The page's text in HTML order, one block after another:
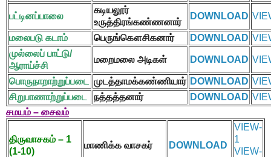
பட்டினப்பாலை
கடியலூர்
உருத்திரங்கண்ணனார்
DOWNLOAD
மலைபடு கடாம் பெருங்கௌசிகனார் DOWNLOAD
முல்லைப் பாட்டு/
ஆராய்ச்சி
மறைமலை அடிகள் DOWNLOAD
பொருநாறாற்றுப்படை முடத்தாமக்கண்ணியார் DOWNLOAD
சிறுபாணாற்றுப்படை
நத்தத்தனார் DOWNLOAD
சமயம் – சைவம்
திருவாசகம் – 1
(1-10)
மாணிக்க வாசகர் DOWNLOAD
VIEW-
1
VIEW-